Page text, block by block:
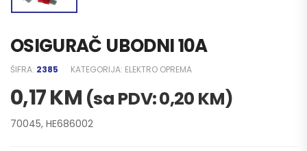
OSIGURAČ UBODNI 10A
ŠIFRA: 2385 KATEGORIJA: ELEKTRO OPREMA
0,17KM (sa PDV:0,20 KM)
70045, HE686002